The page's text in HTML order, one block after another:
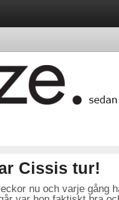
Cissis tur!
nu och varje gång